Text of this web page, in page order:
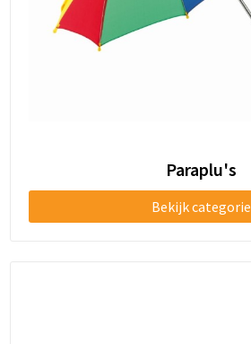
Paraplu's
Bekijk categorie